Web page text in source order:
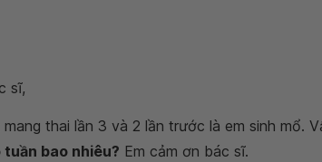
sĩ,
mang thai lần 3 và 2 lần trước là em sinh mổ.
tuần bao nhiêu? Em cảm ơn bác sĩ.